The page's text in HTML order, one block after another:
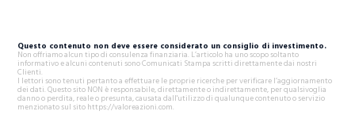
Questo contenuto non deve essere considerato un consiglio di investimento.
Non offriamo alcun tipo di consulenza finanziaria. L’articolo ha uno scopo soltanto
informativo e alcuni contenuti sono Comunicati Stampa scritti direttamente dai nostri
Clienti.
I lettori sono tenuti pertanto a effettuare le proprie ricerche per verificare l’aggiornamento
dei dati. Questo sito NON è responsabile, direttamente o indirettamente, per qualsivoglia
danno o perdita, reale o presunta, causata dall'utilizzo di qualunque contenuto o servizio
menzionato sul sito https://valoreazioni.com.